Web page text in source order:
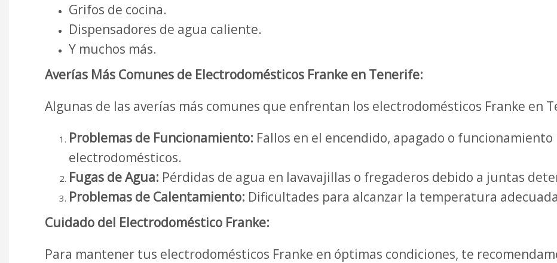
Grifos de cocina.
Dispensadores de agua caliente.
Y muchos más.
Averías Más Comunes de Electrodomésticos Franke en Tenerife:
Algunas de las averías más comunes que enfrentan los electrodomésticos Franke en
Problemas de Funcionamiento: Fallos en el encendido, apagado o
electrodomésticos.
Fugas de Agua: Pérdidas de agua en lavavajillas o fregaderos debido a juntas
Problemas de Calentamiento: Dificultades para alcanzar la temperatura
Cuidado del Electrodoméstico Franke:
Para mantener tus electrodomésticos Franke en óptimas condiciones, te